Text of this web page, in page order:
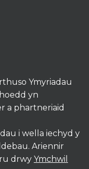
Ymyriadau
yn
a phartneriaid
i wella iechyd y
Ariennir
drwy Ymchwil